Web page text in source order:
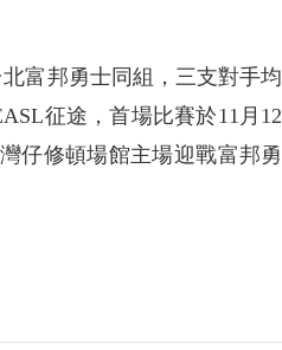
富邦勇士同組，三支對手均
征途，首場比賽於11月12
仔修頓場館主場迎戰富邦勇